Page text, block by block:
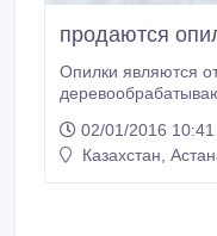
продаются
Опилки являются
топлива, для изготовления прессованных
промышленных изделий, подстилки для
02/01/2016 10:41
Казахстан,